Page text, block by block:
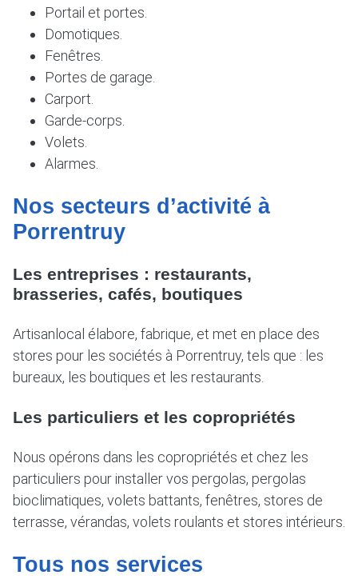
Portail et portes.
Domotiques.
Fenêtres.
Portes de garage.
Carport.
Garde-corps.
Volets.
Alarmes.
Nos secteurs d’activité à
Porrentruy
Les entreprises : restaurants,
brasseries, cafés, boutiques
Artisanlocal élabore, fabrique, et met en place des
stores pour les sociétés à Porrentruy, tels que : les
bureaux, les boutiques et les restaurants.
Les particuliers et les copropriétés
Nous opérons dans les copropriétés et chez les
particuliers pour installer vos pergolas, pergolas
bioclimatiques, volets battants, fenêtres, stores de
terrasse, vérandas, volets roulants et stores intérieurs.
Tous nos services